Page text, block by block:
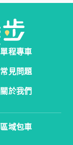
單程專車
常見問題
關於我們
區域包車